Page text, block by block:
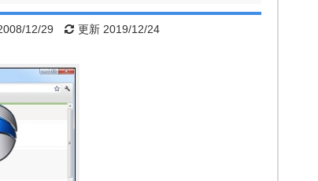
12/29 更新 2019/12/24